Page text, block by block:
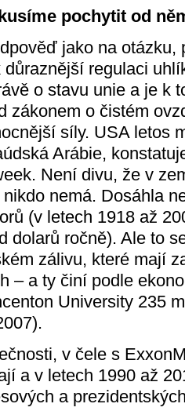
pochytit od
jako na otázku,
regulaci
o stavu unie a je k
zákonem o čistém
síly. USA letos
Arábie,
Není divu, že v
nemá. Dosáhla
(v letech 1918 až
dolarů ročně). Ale to
zálivu, které mají
– a ty činí podle
University 235
v čele s
a v letech 1990 až
a